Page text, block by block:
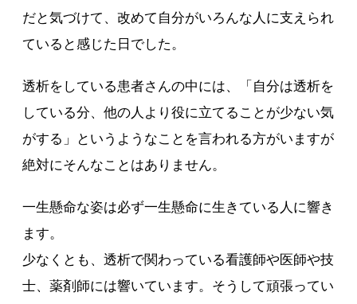
だと気づけて、改めて自分がいろんな人に支えられ
ていると感じた日でした。
透析をしている患者さんの中には、「自分は透析を
している分、他の人より役に立てることが少ない気
がする」というようなことを言われる方がいますが
絶対にそんなことはありません。
一生懸命な姿は必ず一生懸命に生きている人に響き
ます。
少なくとも、透析で関わっている看護師や医師や技
士、薬剤師には響いています。そうして頑張ってい